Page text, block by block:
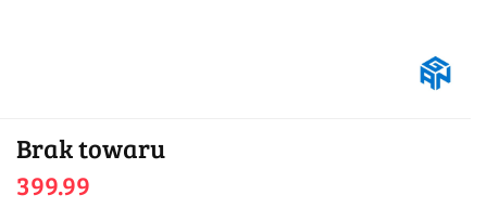
Brak towaru
399.99